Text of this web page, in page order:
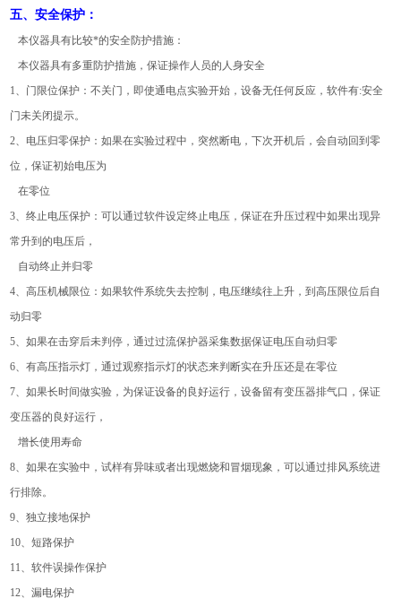
五、安全保护：
本仪器具有比较*的安全防护措施：
本仪器具有多重防护措施，保证操作人员的人身安全
1、门限位保护：不关门，即使通电点实验开始，设备无任何反应，软件有:安全
门未关闭提示。
2、电压归零保护：如果在实验过程中，突然断电，下次开机后，会自动回到零
位，保证初始电压为
在零位
3、终止电压保护：可以通过软件设定终止电压，保证在升压过程中如果出现异
常升到的电压后，
自动终止并归零
4、高压机械限位：如果软件系统失去控制，电压继续往上升，到高压限位后自
动归零
5、如果在击穿后未判停，通过过流保护器采集数据保证电压自动归零
6、有高压指示灯，通过观察指示灯的状态来判断实在升压还是在零位
7、如果长时间做实验，为保证设备的良好运行，设备留有变压器排气口，保证
变压器的良好运行，
增长使用寿命
8、如果在实验中，试样有异味或者出现燃烧和冒烟现象，可以通过排风系统进
行排除。
9、独立接地保护
10、短路保护
11、软件误操作保护
12、漏电保护